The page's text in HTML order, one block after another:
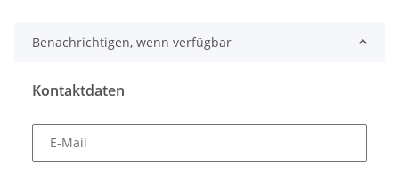
Benachrichtigen, wenn verfügbar
Kontaktdaten
E-Mail